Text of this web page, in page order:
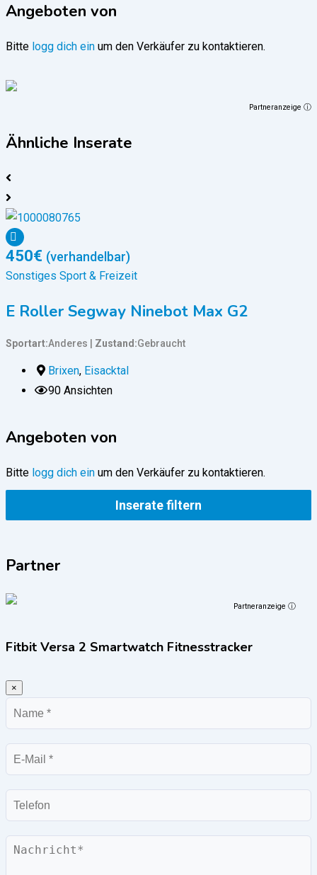
Angeboten von
Bitte logg dich ein um den Verkäufer zu kontaktieren.
Partneranzeige ⓘ
Ähnliche Inserate
450€ (verhandelbar)
Sonstiges Sport & Freizeit
E Roller Segway Ninebot Max G2
Sportart Anderes Zustand Gebraucht
Brixen, Eisacktal
90 Ansichten
Angeboten von
Bitte logg dich ein um den Verkäufer zu kontaktieren.
Inserate filtern
Partner
Partneranzeige ⓘ
Fitbit Versa 2 Smartwatch Fitnesstracker
×
Name
E-
Mail
Telefon
Nachricht